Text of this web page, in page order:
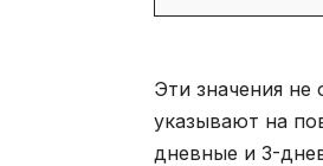
Эти значения не
указывают на
дневные и 3-